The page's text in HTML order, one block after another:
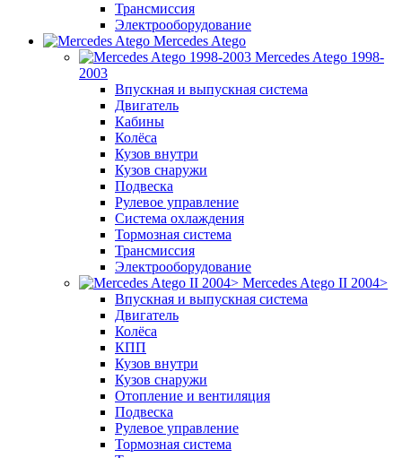
Трансмиссия
Электрооборудование
Mercedes Atego
Mercedes Atego 1998-
2003
Впускная и выпускная система
Двигатель
Кабины
Колёса
Кузов внутри
Кузов снаружи
Подвеска
Рулевое управление
Система охлаждения
Тормозная система
Трансмиссия
Электрооборудование
Mercedes Atego II 2004>
Впускная и выпускная система
Двигатель
Колёса
КПП
Кузов внутри
Кузов снаружи
Отопление и вентиляция
Подвеска
Рулевое управление
Тормозная система